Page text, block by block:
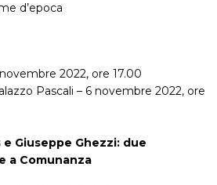
d’epoca
2022, ore 17.00
Pascali – 6 novembre 2022, ore
Giuseppe Ghezzi: due
a Comunanza